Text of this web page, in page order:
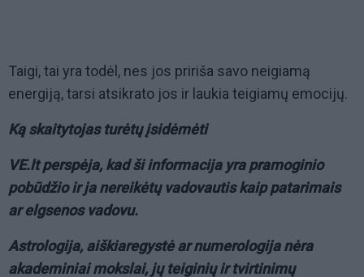
Taigi, tai yra todėl, nes jos pririša savo neigiamą
energiją, tarsi atsikrato jos ir laukia teigiamų emocijų.
Ką skaitytojas turėtų įsidėmėti
VE.lt perspėja, kad ši informacija yra pramoginio
pobūdžio ir ja nereikėtų vadovautis kaip patarimais
ar elgsenos vadovu.
Astrologija, aiškiaregystė ar numerologija nėra
akademiniai mokslai, jų teiginių ir tvirtinimų